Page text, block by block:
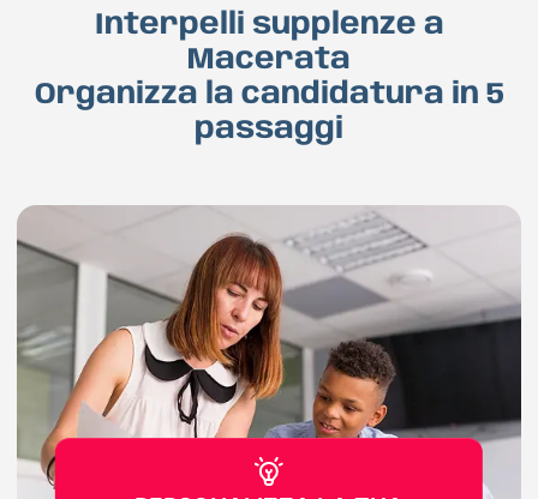
Interpelli supplenze a
Macerata
Organizza la candidatura in 5
passaggi